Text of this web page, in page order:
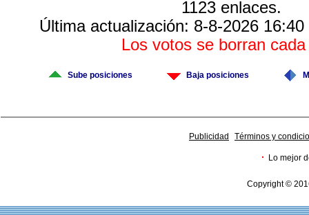
1123 enlaces.
Última actualización: 8-8-2026
Los votos se borran
Sube posiciones Baja posiciones
Publicidad Términos y
· Lo mejor
Copyright ©